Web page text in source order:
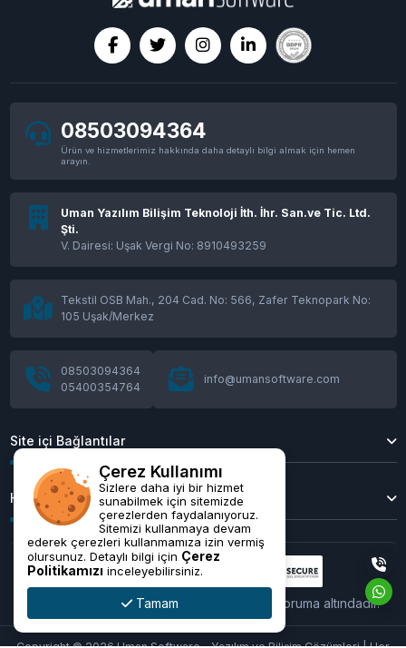
08503094364
Ürün ve hizmetlerimiz hakkında daha detaylı bilgi almak için hemen
arayın.
Uman Yazılım Bilişim Teknoloji İth. İhr. San.ve Tic. Ltd.
Şti.
V. Dairesi: Uşak Vergi No: 8910493259
Tekstil OSB Mah., 204 Cad. No: 566, Zafer Teknopark No:
105 Uşak/Merkez
08503094364
05400354764
info@umansoftware.com
Site içi Bağlantılar
Hakkımızda
Tüm işlemleriniz256BitSSL sertifikası ile koruma altındadır.
Çerez Kullanımı
Sizlere daha iyi bir hizmet
sunabilmek için sitemizde
çerezlerden faydalanıyoruz.
Sitemizi kullanmaya devam
ederek çerezleri kullanmamıza izin vermiş
olursunuz. Detaylı bilgi için Çerez
Politikamızı inceleyebilirsiniz.
Tamam